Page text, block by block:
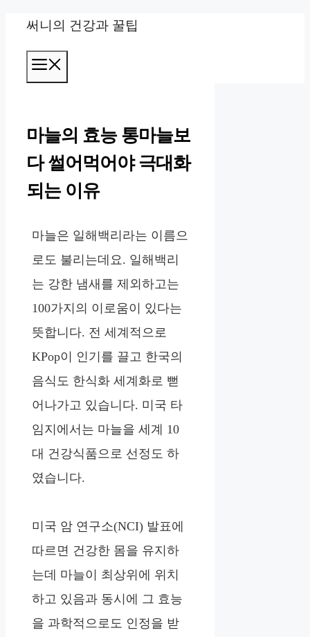
써니의 건강과 꿀팁
마늘의 효능 통마늘보
다 썰어먹어야 극대화
되는 이유
마늘은 일해백리라는 이름으
로도 불리는데요. 일해백리
는 강한 냄새를 제외하고는
100가지의 이로움이 있다는
뜻합니다. 전 세계적으로
KPop이 인기를 끌고 한국의
음식도 한식화 세계화로 뻗
어나가고 있습니다. 미국 타
임지에서는 마늘을 세계 10
대 건강식품으로 선정도 하
였습니다.
미국 암 연구소(NCI) 발표에
따르면 건강한 몸을 유지하
는데 마늘이 최상위에 위치
하고 있음과 동시에 그 효능
을 과학적으로도 인정을 받